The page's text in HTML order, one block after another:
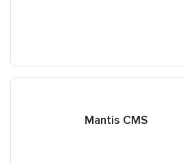
Mantis CMS